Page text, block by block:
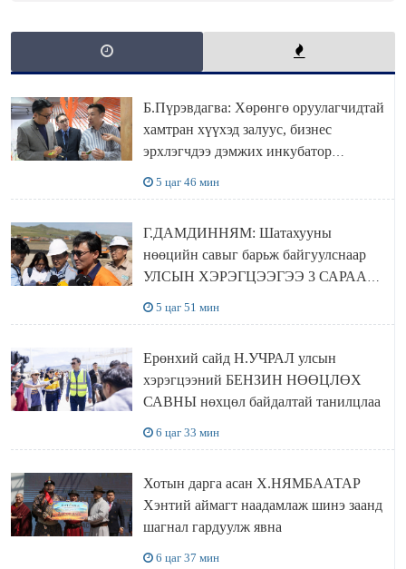
Б.Пүрэвдагва: Хөрөнгө оруулагчидтай
хамтран хүүхэд залуус, бизнес
эрхлэгчдээ дэмжих инкубатор
5 цаг 46 мин
Г.ДАМДИННЯМ: Шатахууны
нөөцийн савыг барьж байгуулснаар
УЛСЫН ХЭРЭГЦЭЭГЭЭ 3 САРААР
5 цаг 51 мин
Ерөнхий сайд Н.УЧРАЛ улсын
хэрэгцээний БЕНЗИН НӨӨЦЛӨХ
САВНЫ нөхцөл байдалтай танилцлаа
6 цаг 33 мин
Хотын дарга асан Х.НЯМБААТАР
Хэнтий аймагт наадамлаж шинэ заанд
шагнал гардуулж явна
6 цаг 37 мин